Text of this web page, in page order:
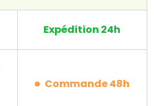
Expédition 24h
Commande 48h